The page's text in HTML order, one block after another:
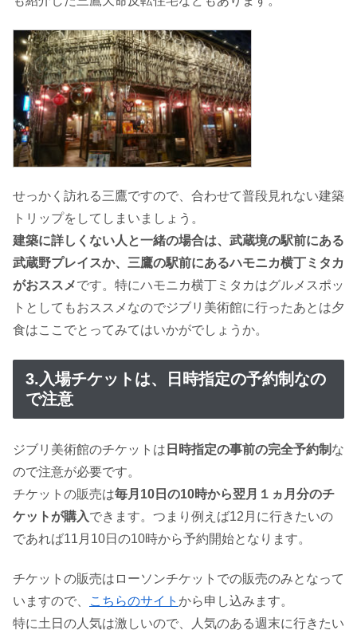
せっかく訪れる三鷹ですので、合わせて普段見れない建築
トリップをしてしまいましょう。
建築に詳しくない人と一緒の場合は、武蔵境の駅前にある
武蔵野プレイスか、三鷹の駅前にあるハモニカ横丁ミタカ
がおススメです。特にハモニカ横丁ミタカはグルメスポッ
トとしてもおススメなのでジブリ美術館に行ったあとは夕
食はここでとってみてはいかがでしょうか。
3.入場チケットは、日時指定の予約制なの
で注意
ジブリ美術館のチケットは 日時指定の事前の完全予約制 な
ので注意が必要です。
チケットの販売は毎月10日の10時から翌月１ヵ月分のチ
ケットが購入できます。つまり例えば12月に行きたいの
であれば11月10日の10時から予約開始となります。
チケットの販売はローソンチケットでの販売のみとなって
いますので、
こちらのサイト から申し込みます。
特に土日の人気は激しいので、人気のある週末に行きたい